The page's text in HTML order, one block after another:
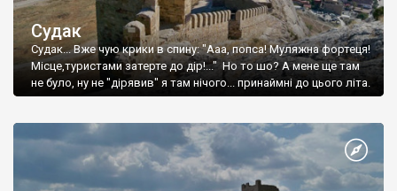
Судак
Судак... Вже чую крики в спину: "Ааа, попса! Муляжна фортеця!
Місце,туристами затерте до дір!..." Но то шо? А мене ще там
не було, ну не "дірявив" я там нічого... принаймні до цього літа.